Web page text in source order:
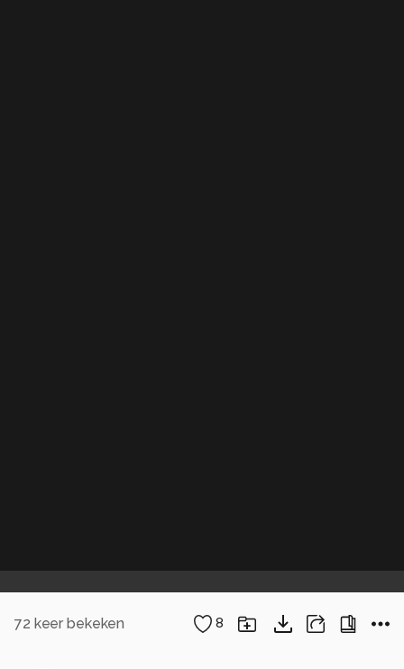
72 keer bekeken 8